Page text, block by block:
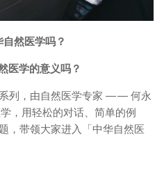
然医学吗？
医学的意义吗？
系列，由自然医学专家 —— 何永
，用轻松的对话、简单的例
，带领大家进入「中华自然医